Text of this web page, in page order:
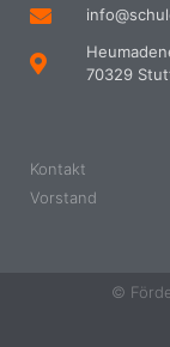
70329
Kontakt
Vorstand
©